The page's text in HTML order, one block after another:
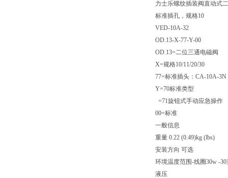
力士乐螺纹插装阀直动式
标准插孔，规格10
VED-10A-32
OD.13-X-77-Y-00
OD.13=二位三通电磁阀
X=规格10/11/20/30
77=标准插头：CA-10A-3N
Y=70标准类型
=71旋钮式手动应急操作
00=标准
一般信息
重量 0.22 (0.49)kg (lbs)
安装方向 可选
环境温度范围-线圈30w -
液压